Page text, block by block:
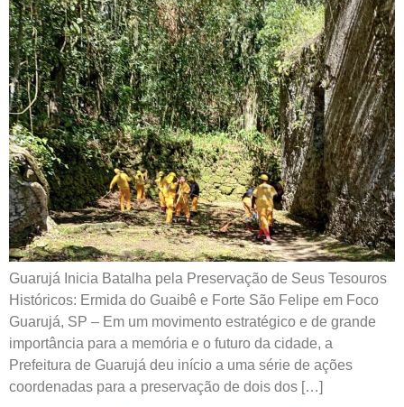
Guarujá Inicia Batalha pela Preservação de Seus Tesouros
Históricos: Ermida do Guaibê e Forte São Felipe em Foco
Guarujá, SP – Em um movimento estratégico e de grande
importância para a memória e o futuro da cidade, a
Prefeitura de Guarujá deu início a uma série de ações
coordenadas para a preservação de dois dos […]